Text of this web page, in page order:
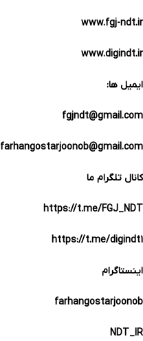
www.fgj-ndt.ir
www.digindt.ir
ایمیل ها:
fgjndt@gmail.com
farhangostarjoonob@gmail.com
کانال تلگرام ما
https://t.me/FGJ_NDT
https://t.me/digindt1
اینستاگرام
farhangostarjoonob
NDT_IR